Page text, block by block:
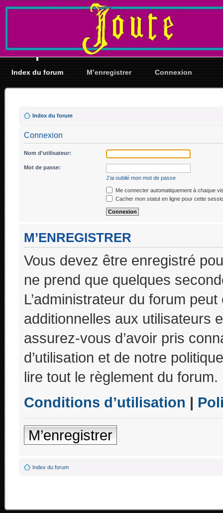
Index du forum M’enregistrer Connexion
Index du forum
Connexion
Nom d’utilisateur:
Mot de passe:
J’ai oublié mon mot de passe
Me connecter automatiquement à chaque
Cacher mon statut en ligne pour cette
M’ENREGISTRER
Vous devez être enregistré
ne prend que quelques
L’administrateur du forum
additionnelles aux utilisateurs
assurez-vous d’avoir pris
d’utilisation et de notre
lire tout le règlement du forum.
Conditions d’utilisation |
M’enregistrer
Index du forum